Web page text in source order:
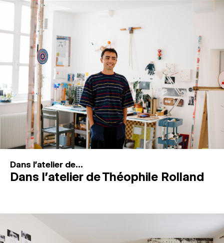
PROGRAMMATION
MAGAZINE
ESPACES DE PRATIQUE ARTISTIQUE ↓
Recherche
Connexion
Dans l'atelier de...
Dans l’atelier de Théophile Rolland